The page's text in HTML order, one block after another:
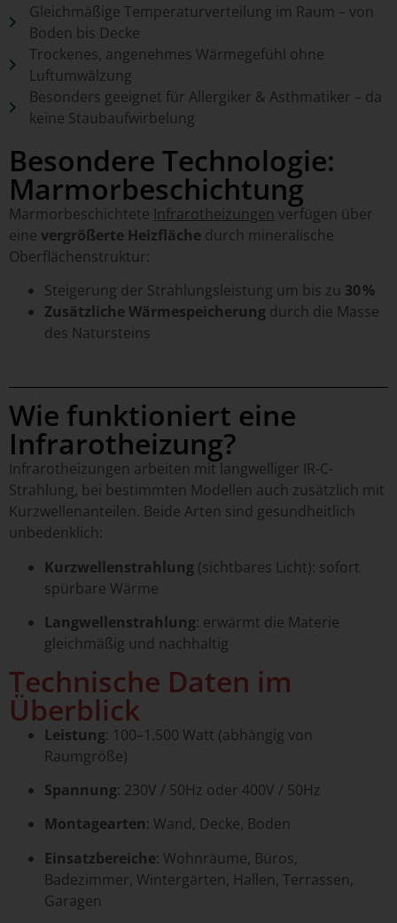
Gleichmäßige Temperaturverteilung im Raum – von
Boden bis Decke
Trockenes, angenehmes Wärmegefühl ohne
Luftumwälzung
Besonders geeignet für Allergiker & Asthmatiker – da
keine Staubaufwirbelung
Besondere Technologie:
Marmorbeschichtung
Marmorbeschichtete Infrarotheizungen verfügen über
eine vergrößerte Heizfläche durch mineralische
Oberflächenstruktur:
Steigerung der Strahlungsleistung um bis zu 30 %
Zusätzliche Wärmespeicherung durch die Masse
des Natursteins
Wie funktioniert eine
Infrarotheizung?
Infrarotheizungen arbeiten mit langwelliger IR-C-
Strahlung, bei bestimmten Modellen auch zusätzlich mit
Kurzwellenanteilen. Beide Arten sind gesundheitlich
unbedenklich:
Kurzwellenstrahlung (sichtbares Licht): sofort
spürbare Wärme
Langwellenstrahlung: erwärmt die Materie
gleichmäßig und nachhaltig
Technische Daten im
Überblick
Leistung: 100–1.500 Watt (abhängig von
Raumgröße)
Spannung: 230V / 50Hz oder 400V / 50Hz
Montagearten: Wand, Decke, Boden
Einsatzbereiche: Wohnräume, Büros,
Badezimmer, Wintergärten, Hallen, Terrassen,
Garagen